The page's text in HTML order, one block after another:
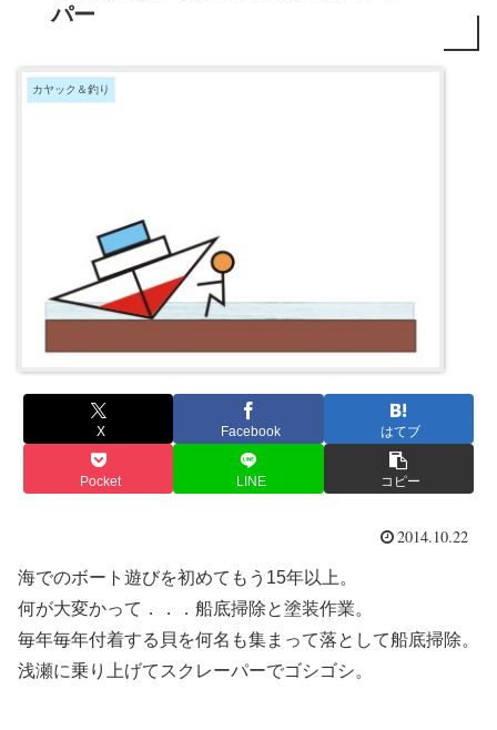
パー
カヤック＆釣り
X Facebook はてブ
Pocket LINE コピー
2014.10.22
海でのボート遊びを初めてもう15年以上。
何が大変かって．．．船底掃除と塗装作業。
毎年毎年付着する貝を何名も集まって落として船底掃除。
浅瀬に乗り上げてスクレーパーでゴシゴシ。